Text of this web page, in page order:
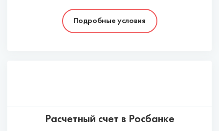
Подробные условия
Расчетный счет в Росбанке